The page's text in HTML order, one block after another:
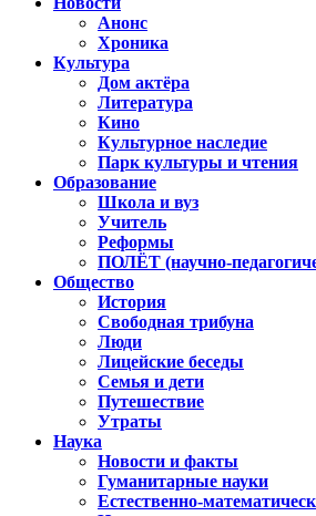
Анонс
Хроника
Культура
Дом актёра
Литература
Кино
Культурное наследие
Парк культуры и чтения
Образование
Школа и вуз
Учитель
Реформы
ПОЛЁТ (научно-
Общество
История
Свободная трибуна
Люди
Лицейские беседы
Семья и дети
Путешествие
Утраты
Наука
Новости и факты
Гуманитарные науки
Естественно-